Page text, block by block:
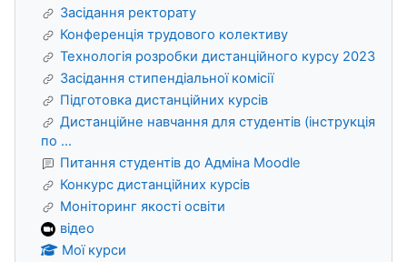
Засідання ректорату
Конференція трудового колективу
Технологія розробки дистанційного курсу 2023
Засідання стипендіальної комісії
Підготовка дистанційних курсів
Дистанційне навчання для студентів (інструкція
по ...
Питання студентів до Адміна Moodle
Конкурс дистанційних курсів
Моніторинг якості освіти
відео
Мої курси